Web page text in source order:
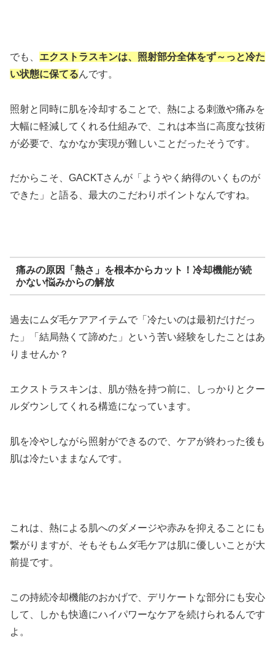
でも、 エクストラスキンは、照射部分全体をず～っと冷た
い状態に保てるんです。
照射と同時に肌を冷却することで、熱による刺激や痛みを
大幅に軽減してくれる仕組みで、これは本当に高度な技術
が必要で、なかなか実現が難しいことだったそうです。
だからこそ、GACKTさんが「ようやく納得のいくものが
できた」と語る、最大のこだわりポイントなんですね。
痛みの原因「熱さ」を根本からカット！冷却機能が続
かない悩みからの解放
過去にムダ毛ケアアイテムで「冷たいのは最初だけだっ
た」「結局熱くて諦めた」という苦い経験をしたことはあ
りませんか？
エクストラスキンは、肌が熱を持つ前に、しっかりとクー
ルダウンしてくれる構造になっています。
肌を冷やしながら照射ができるので、ケアが終わった後も
肌は冷たいままなんです。
これは、熱による肌へのダメージや赤みを抑えることにも
繋がりますが、そもそもムダ毛ケアは肌に優しいことが大
前提です。
この持続冷却機能のおかげで、デリケートな部分にも安心
して、しかも快適にハイパワーなケアを続けられるんです
よ。